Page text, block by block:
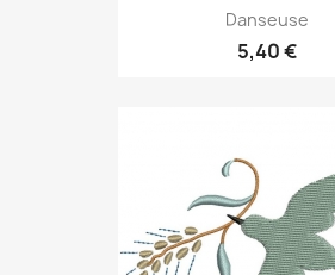
Danseuse
5,40 €